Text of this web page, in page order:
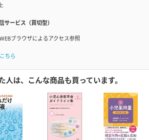
サービス（買切型）
ブラウザによるアクセス参照
こちら
人は、こんな商品も買っています。